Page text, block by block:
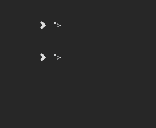
">
">